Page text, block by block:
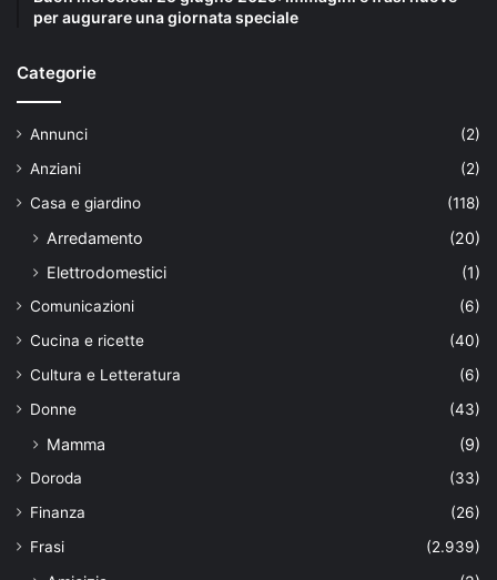
per augurare una giornata speciale
Categorie
Annunci
(2)
Anziani
(2)
Casa e giardino
(118)
Arredamento
(20)
Elettrodomestici
(1)
Comunicazioni
(6)
Cucina e ricette
(40)
Cultura e Letteratura
(6)
Donne
(43)
Mamma (9)
Doroda
(33)
Finanza
(26)
Frasi
(2.939)